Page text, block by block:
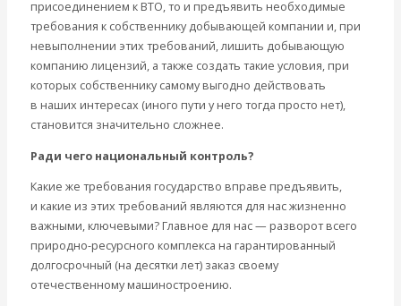
присоединением к ВТО, то и предъявить необходимые
требования к собственнику добывающей компании и, при
невыполнении этих требований, лишить добывающую
компанию лицензий, а также создать такие условия, при
которых собственнику самому выгодно действовать
в наших интересах (иного пути у него тогда просто нет),
становится значительно сложнее.
Ради чего национальный контроль?
Какие же требования государство вправе предъявить,
и какие из этих требований являются для нас жизненно
важными, ключевыми? Главное для нас — разворот всего
природно-ресурсного комплекса на гарантированный
долгосрочный (на десятки лет) заказ своему
отечественному машиностроению.